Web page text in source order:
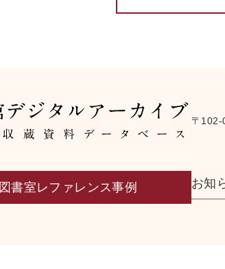
〒102-
図書室レファレンス事例 お知